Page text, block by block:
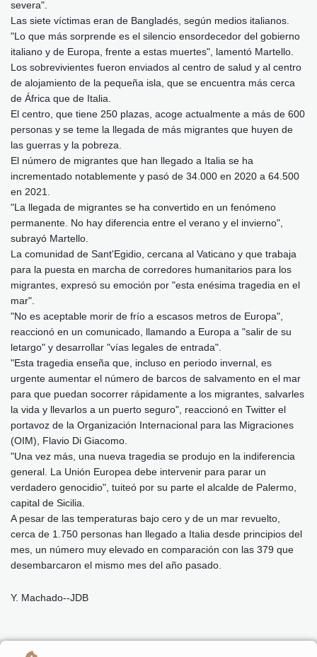
severa".
Las siete víctimas eran de Bangladés, según medios italianos.
"Lo que más sorprende es el silencio ensordecedor del gobierno
italiano y de Europa, frente a estas muertes", lamentó Martello.
Los sobrevivientes fueron enviados al centro de salud y al centro
de alojamiento de la pequeña isla, que se encuentra más cerca
de África que de Italia.
El centro, que tiene 250 plazas, acoge actualmente a más de 600
personas y se teme la llegada de más migrantes que huyen de
las guerras y la pobreza.
El número de migrantes que han llegado a Italia se ha
incrementado notablemente y pasó de 34.000 en 2020 a 64.500
en 2021.
"La llegada de migrantes se ha convertido en un fenómeno
permanente. No hay diferencia entre el verano y el invierno",
subrayó Martello.
La comunidad de Sant'Egidio, cercana al Vaticano y que trabaja
para la puesta en marcha de corredores humanitarios para los
migrantes, expresó su emoción por "esta enésima tragedia en el
mar".
"No es aceptable morir de frío a escasos metros de Europa",
reaccionó en un comunicado, llamando a Europa a "salir de su
letargo" y desarrollar "vías legales de entrada".
"Esta tragedia enseña que, incluso en periodo invernal, es
urgente aumentar el número de barcos de salvamento en el mar
para que puedan socorrer rápidamente a los migrantes, salvarles
la vida y llevarlos a un puerto seguro", reaccionó en Twitter el
portavoz de la Organización Internacional para las Migraciones
(OIM), Flavio Di Giacomo.
"Una vez más, una nueva tragedia se produjo en la indiferencia
general. La Unión Europea debe intervenir para parar un
verdadero genocidio", tuiteó por su parte el alcalde de Palermo,
capital de Sicilia.
A pesar de las temperaturas bajo cero y de un mar revuelto,
cerca de 1.750 personas han llegado a Italia desde principios del
mes, un número muy elevado en comparación con las 379 que
desembarcaron el mismo mes del año pasado.
Y. Machado--JDB